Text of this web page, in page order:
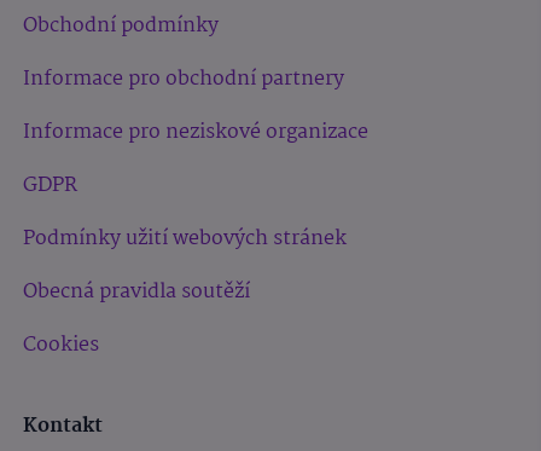
Obchodní podmínky
Informace pro obchodní partnery
Informace pro neziskové organizace
GDPR
Podmínky užití webových stránek
Obecná pravidla soutěží
Cookies
Kontakt